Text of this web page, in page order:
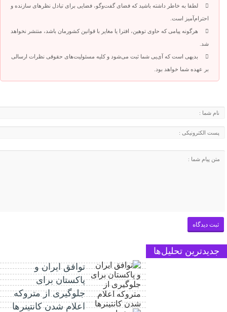
لطفا به خاطر داشته باشید که فضای گفت‌وگو، فضایی برای تبادل نظرهای سازنده و
احترام‌آمیز است.
هرگونه پیامی که حاوی توهین، افترا یا مغایر با قوانین کشورمان باشد، منتشر نخواهد
شد.
بدیهی است که آی‌پی شما ثبت می‌شود و کلیه مسئولیت‌های حقوقی نظرات ارسالی
بر عهده شما خواهد بود.
جدیدترین تحلیل‌ها
توافق ایران و
پاکستان برای
جلوگیری از متروکه
اعلام شدن کانتینرها